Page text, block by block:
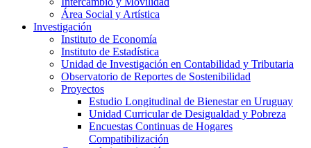
Área Social y Artística
Investigación
Instituto de Economía
Instituto de Estadística
Unidad de Investigación en Contabilidad y Tributaria
Observatorio de Reportes de Sostenibilidad
Proyectos
Estudio Longitudinal de Bienestar en Uruguay
Unidad Curricular de Desigualdad y Pobreza
Encuestas Continuas de Hogares
Compatibilización